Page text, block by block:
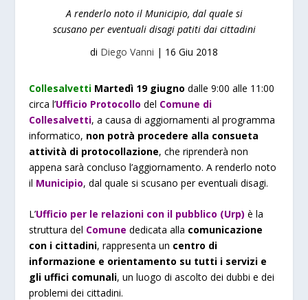
A renderlo noto il Municipio, dal quale si
scusano per eventuali disagi patiti dai cittadini
di Diego Vanni | 16 Giu 2018
Collesalvetti Martedì 19 giugnodalle 9:00 alle 11:00
circa l’Ufficio Protocollodel Comune di
Collesalvetti, a causa di aggiornamenti al programma
informatico, non potrà procedere alla consueta
attività di protocollazione, che riprenderà non
appena sarà concluso l’aggiornamento. A renderlo noto
il Municipio, dal quale si scusano per eventuali disagi.
L’Ufficio per le relazioni con il pubblico (Urp) è la
struttura del Comune dedicata alla comunicazione
con i cittadini, rappresenta un centro di
informazione e orientamento su tutti i servizi e
gli uffici comunali, un luogo di ascolto dei dubbi e dei
problemi dei cittadini.